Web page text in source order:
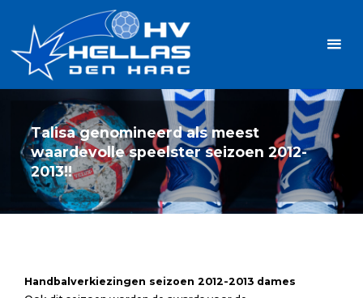
inhoud
Talisa genomineerd als meest
waardevolle speelster seizoen 2012-
2013!!
Handbalverkiezingen seizoen 2012-2013 dames